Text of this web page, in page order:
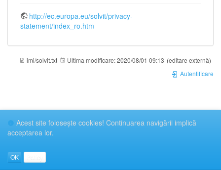
http://ec.europa.eu/solvit/privacy-
statement/index_ro.htm
imi/solvit.txt Ultima modificare:2020/08/01 09:13 (editare externă)
Autentificare
Acest site foloseşte cookies! Continuarea navigării implică
acceptarea lor.
OK Policy